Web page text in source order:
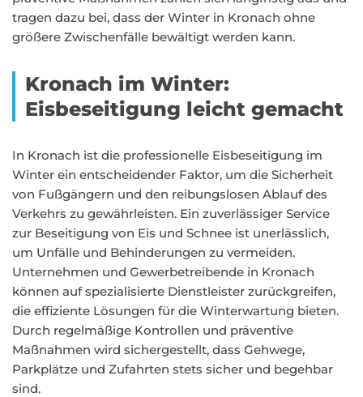
tragen dazu bei, dass der Winter in Kronach ohne
größere Zwischenfälle bewältigt werden kann.
Kronach im Winter:
Eisbeseitigung leicht gemacht
In Kronach ist die professionelle Eisbeseitigung im
Winter ein entscheidender Faktor, um die Sicherheit
von Fußgängern und den reibungslosen Ablauf des
Verkehrs zu gewährleisten. Ein zuverlässiger Service
zur Beseitigung von Eis und Schnee ist unerlässlich,
um Unfälle und Behinderungen zu vermeiden.
Unternehmen und Gewerbetreibende in Kronach
können auf spezialisierte Dienstleister zurückgreifen,
die effiziente Lösungen für die Winterwartung bieten.
Durch regelmäßige Kontrollen und präventive
Maßnahmen wird sichergestellt, dass Gehwege,
Parkplätze und Zufahrten stets sicher und begehbar
sind.